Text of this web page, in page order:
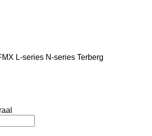
L-series N-series Terberg